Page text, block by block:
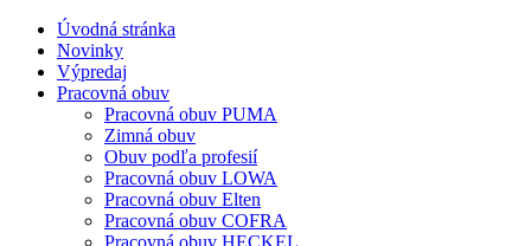
Úvodná stránka
Novinky
Výpredaj
Pracovná obuv
Pracovná obuv PUMA
Zimná obuv
Obuv podľa profesií
Pracovná obuv LOWA
Pracovná obuv Elten
Pracovná obuv COFRA
Pracovná obuv HECKEL